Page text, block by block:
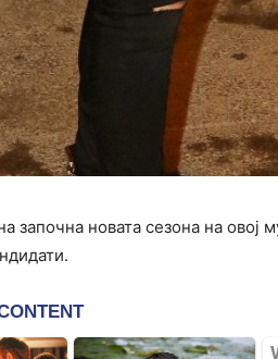
започна новата сезона на овој